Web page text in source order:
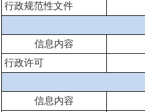
行政规范性文件
信息内容
行政许可
信息内容